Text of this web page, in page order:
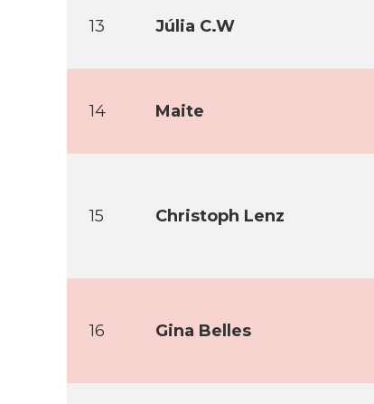
13 Júlia C.W
14 Maite
15 Christoph Lenz
16 Gina Belles